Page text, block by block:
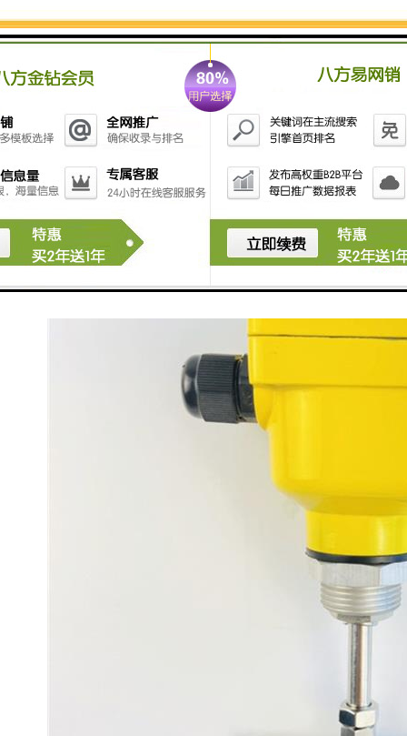
标准化程度，例如法兰或螺纹连接，直接关系到现场安
装的便捷性。在神农架这样可能涉及山区或偏远厂区的
情况下，建议选择结构简单、易于维护的型号，因为技
术支持的响应速度可能不如城市区域及时。对于价格敏
感型用户，我们建议通过批量采购或与供应商建立长期
合作来获取折扣，但这需要确保设备的规格统一，减少
库存积压风险。